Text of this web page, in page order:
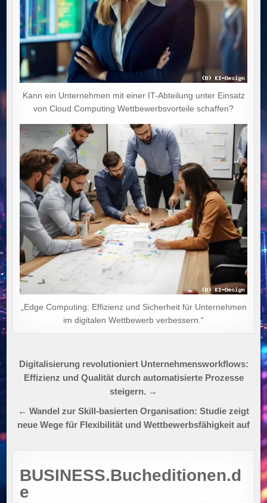
Kann ein Unternehmen mit einer IT-Abteilung unter Einsatz
von Cloud Computing Wettbewerbsvorteile schaffen?
„Edge Computing: Effizienz und Sicherheit für Unternehmen
im digitalen Wettbewerb verbessern.“
Beitragsnavigation
Digitalisierung revolutioniert Unternehmensworkflows:
Effizienz und Qualität durch automatisierte Prozesse
steigern. →
← Wandel zur Skill-basierten Organisation: Studie zeigt
neue Wege für Flexibilität und Wettbewerbsfähigkeit auf
BUSINESS.Bucheditionen.d
e